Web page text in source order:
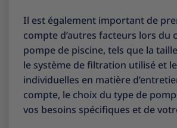
Il est également important de
compte d’autres facteurs lors du
pompe de piscine, tels que la
le système de filtration utilisé et
individuelles en matière
compte, le choix du type de
vos besoins spécifiques et de